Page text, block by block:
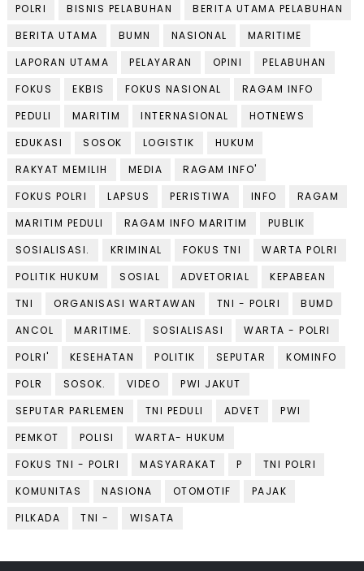
POLRI BISNIS PELABUHAN
BERITA UTAMA PELABUHAN
BERITA UTAMA
BUMN NASIONAL
MARITIME
LAPORAN UTAMA
PELAYARAN OPINI
PELABUHAN
FOKUS
EKBIS FOKUS NASIONAL
RAGAM INFO
PEDULI
MARITIM INTERNASIONAL
HOTNEWS
EDUKASI
SOSOK LOGISTIK
HUKUM
RAKYAT MEMILIH
MEDIA
RAGAM INFO'
FOKUS POLRI
LAPSUS PERISTIWA INFO
RAGAM
MARITIM PEDULI
RAGAM INFO MARITIM
PUBLIK
SOSIALISASI.
KRIMINAL FOKUS TNI
WARTA POLRI
POLITIK HUKUM
SOSIAL ADVETORIAL
KEPABEAN
TNI
ORGANISASI WARTAWAN TNI - POLRI
BUMD
ANCOL
MARITIME. SOSIALISASI
WARTA - POLRI
POLRI'
KESEHATAN POLITIK SEPUTAR
KOMINFO
POLR
SOSOK. VIDEO
PWI JAKUT
SEPUTAR PARLEMEN
TNI PEDULI ADVET
PWI
PEMKOT
POLISI
WARTA- HUKUM
FOKUS TNI - POLRI
MASYARAKAT P
TNI POLRI
KOMUNITAS
NASIONA OTOMOTIF
PAJAK
PILKADA
TNI - WISATA